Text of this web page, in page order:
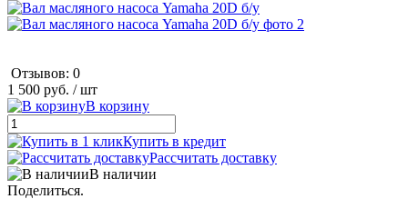
Отзывов: 0
1 500 руб. / шт
В корзину
Купить в кредит
Рассчитать доставку
В наличии
Поделиться.